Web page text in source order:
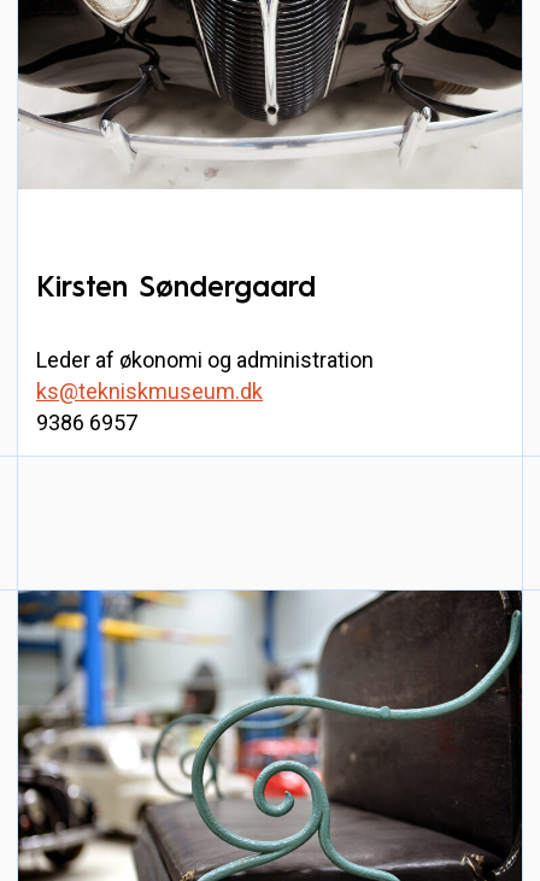
Kirsten Søndergaard
Leder af økonomi og administration
ks@tekniskmuseum.dk
9386 6957